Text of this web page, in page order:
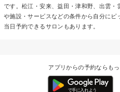
です。松江・安来、益田・津和野、出雲・
や施設・サービスなどの条件から自分にピ
当日予約できるサロンもあります。
アプリからの予約ならも